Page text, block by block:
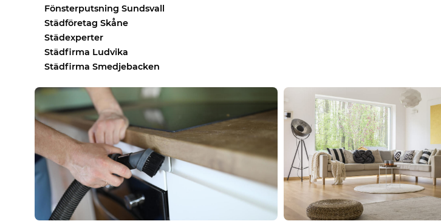
Fönsterputsning Sundsvall
Städföretag Skåne
Städexperter
Städfirma Ludvika
Städfirma Smedjebacken